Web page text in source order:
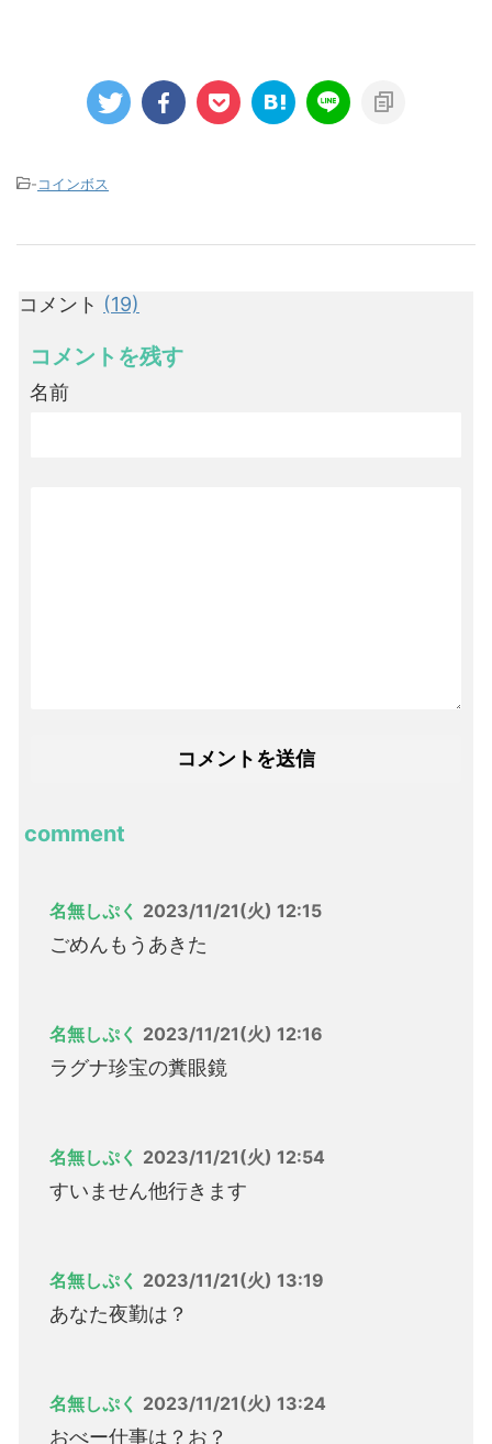
-コインボス
コメント (19)
コメントを残す
名前
comment
名無しぷく 2023/11/21(火) 12:15
ごめんもうあきた
名無しぷく 2023/11/21(火) 12:16
ラグナ珍宝の糞眼鏡
名無しぷく 2023/11/21(火) 12:54
すいません他行きます
名無しぷく 2023/11/21(火) 13:19
あなた夜勤は？
名無しぷく 2023/11/21(火) 13:24
おべー仕事は？お？